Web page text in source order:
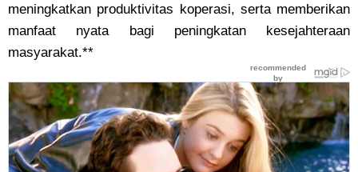
meningkatkan produktivitas koperasi, serta memberikan
manfaat nyata bagi peningkatan kesejahteraan
masyarakat.**